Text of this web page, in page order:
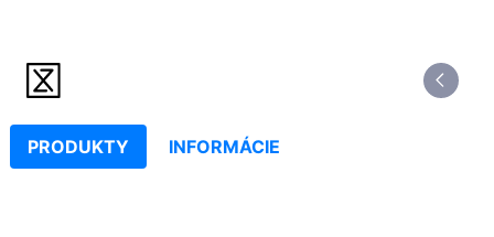
PRODUKTY INFORMÁCIE